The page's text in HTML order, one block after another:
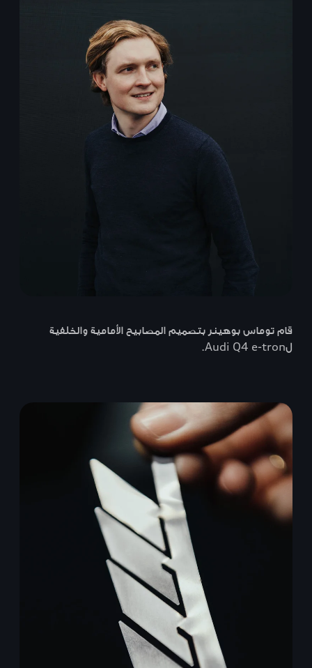
قام توماس بوهينر بتصميم المصابيح الأمامية والخلفية
لAudi Q4 e-tron.